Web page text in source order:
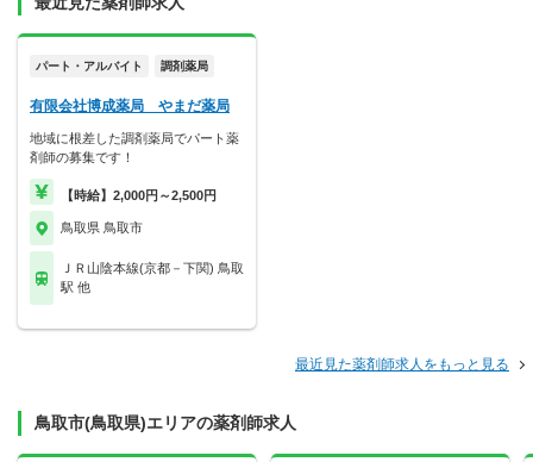
パート・アルバイト 調剤薬局
有限会社博成薬局 やまだ薬局
地域に根差した調剤薬局でパート薬
剤師の募集です！
【時給】2,000円～2,500円
鳥取県 鳥取市
ＪＲ山陰本線(京都－下関) 鳥取
駅 他
最近見た薬剤師求人をもっと見る
鳥取市(鳥取県)エリアの薬剤師求人